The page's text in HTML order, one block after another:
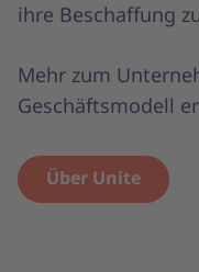
ihre Beschaffung
Mehr zum
Geschäftsmodell
Über Unite